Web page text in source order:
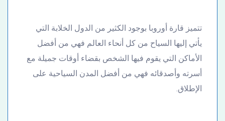
تتميز قارة أوروبا بوجود الكثير من الدول الخلابة التي
يأتي إليها السياح من كل أنحاء العالم فهي من أفضل
الأماكن التي يقوم فيها الشخص بقضاء أوقات جميلة مع
أسرته وأصدقائه فهي من أفضل المدن السياحية على
الإطلاق.